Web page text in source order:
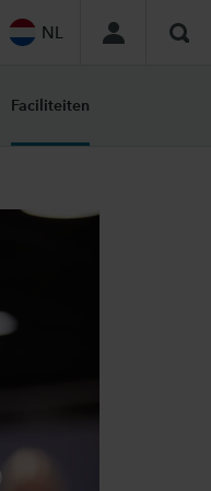
NL
Faciliteiten